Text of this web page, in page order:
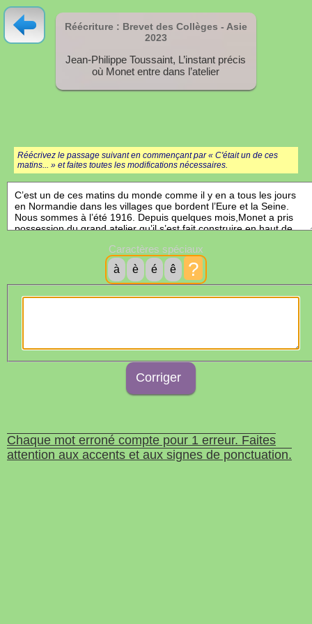
Réécriture : Brevet des Collèges - Asie
2023
Jean-Philippe Toussaint, L’instant précis
où Monet entre dans l’atelier
Réécrivez le passage suivant en commençant par « C'était un de ces
matins... » et faites toutes les modifications nécessaires.
Caractères spéciaux
à
è é ê ?
Chaque mot erroné compte pour 1 erreur. Faites
attention aux accents et aux signes de ponctuation.